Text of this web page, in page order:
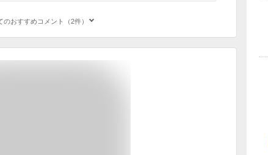
のおすすめコメント（2件）